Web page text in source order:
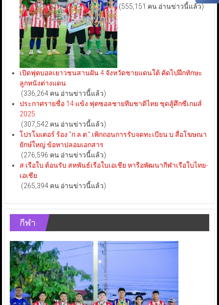
(555,151 คน อ่านข่าวนี้แล้ว)
เปิดฟุตบอลเยาวชนสานฝัน 4 จังหวัดชายแดนใต้ คัดไปฝึกทักษะ
ลูกหนังต่างแดน
(336,264 คน อ่านข่าวนี้แล้ว)
ประกาศรายชื่อ 14 แข้ง ฟุตซอลชายทีมชาติไทย ชุดสู้ศึกซีเกมส์
2025
(307,542 คน อ่านข่าวนี้แล้ว)
โปรโมเตอร์ ร้อง “ก.ล.ต.” เพิกถอนการรับจดทะเบียน บ.สื่อโฆษณา
ยักษ์ใหญ่ ข้อหาปลอมเอกสาร
(276,596 คน อ่านข่าวนี้แล้ว)
ส.เรือใบ ต้อนรับ สหพันธ์เรือใบเอเชีย หารือพัฒนากีฬาเรือใบไทย-
เอเชีย
(265,394 คน อ่านข่าวนี้แล้ว)
กีฬา